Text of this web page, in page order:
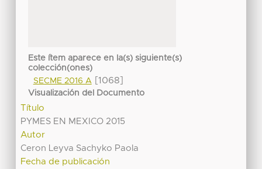
Este ítem aparece en la(s) siguiente(s)
colección(ones)
SECME 2016 A [1068]
Visualización del Documento
Título
PYMES EN MEXICO 2015
Autor
Ceron Leyva Sachyko Paola
Fecha de publicación